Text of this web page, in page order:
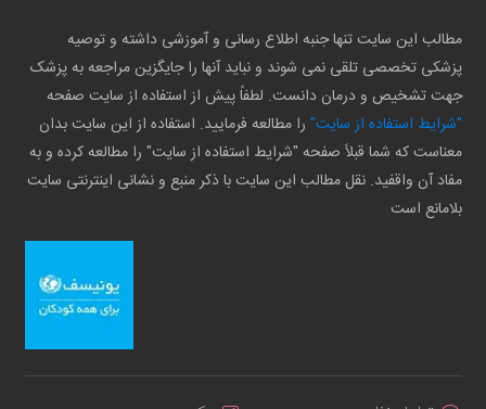
مطالب این سایت تنها جنبه اطلاع رسانی و آموزشی داشته و توصیه
پزشکی تخصصی تلقی نمی شوند و نباید آنها را جایگزین مراجعه به پزشک
جهت تشخیص و درمان دانست. لطفاً پیش از استفاده از سایت صفحه
"شرایط استفاده از سایت" را مطالعه فرمایید. استفاده از این سایت بدان
معناست که شما قبلاً صفحه "شرایط استفاده از سایت" را مطالعه کرده و به
مفاد آن واقفید. نقل مطالب این سایت با ذکر منبع و نشانی اینترنتی سایت
بلامانع است